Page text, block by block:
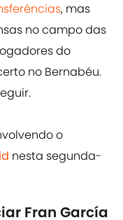
, mas
no campo das
do
no Bernabéu.
o
nesta segunda-
Fran García